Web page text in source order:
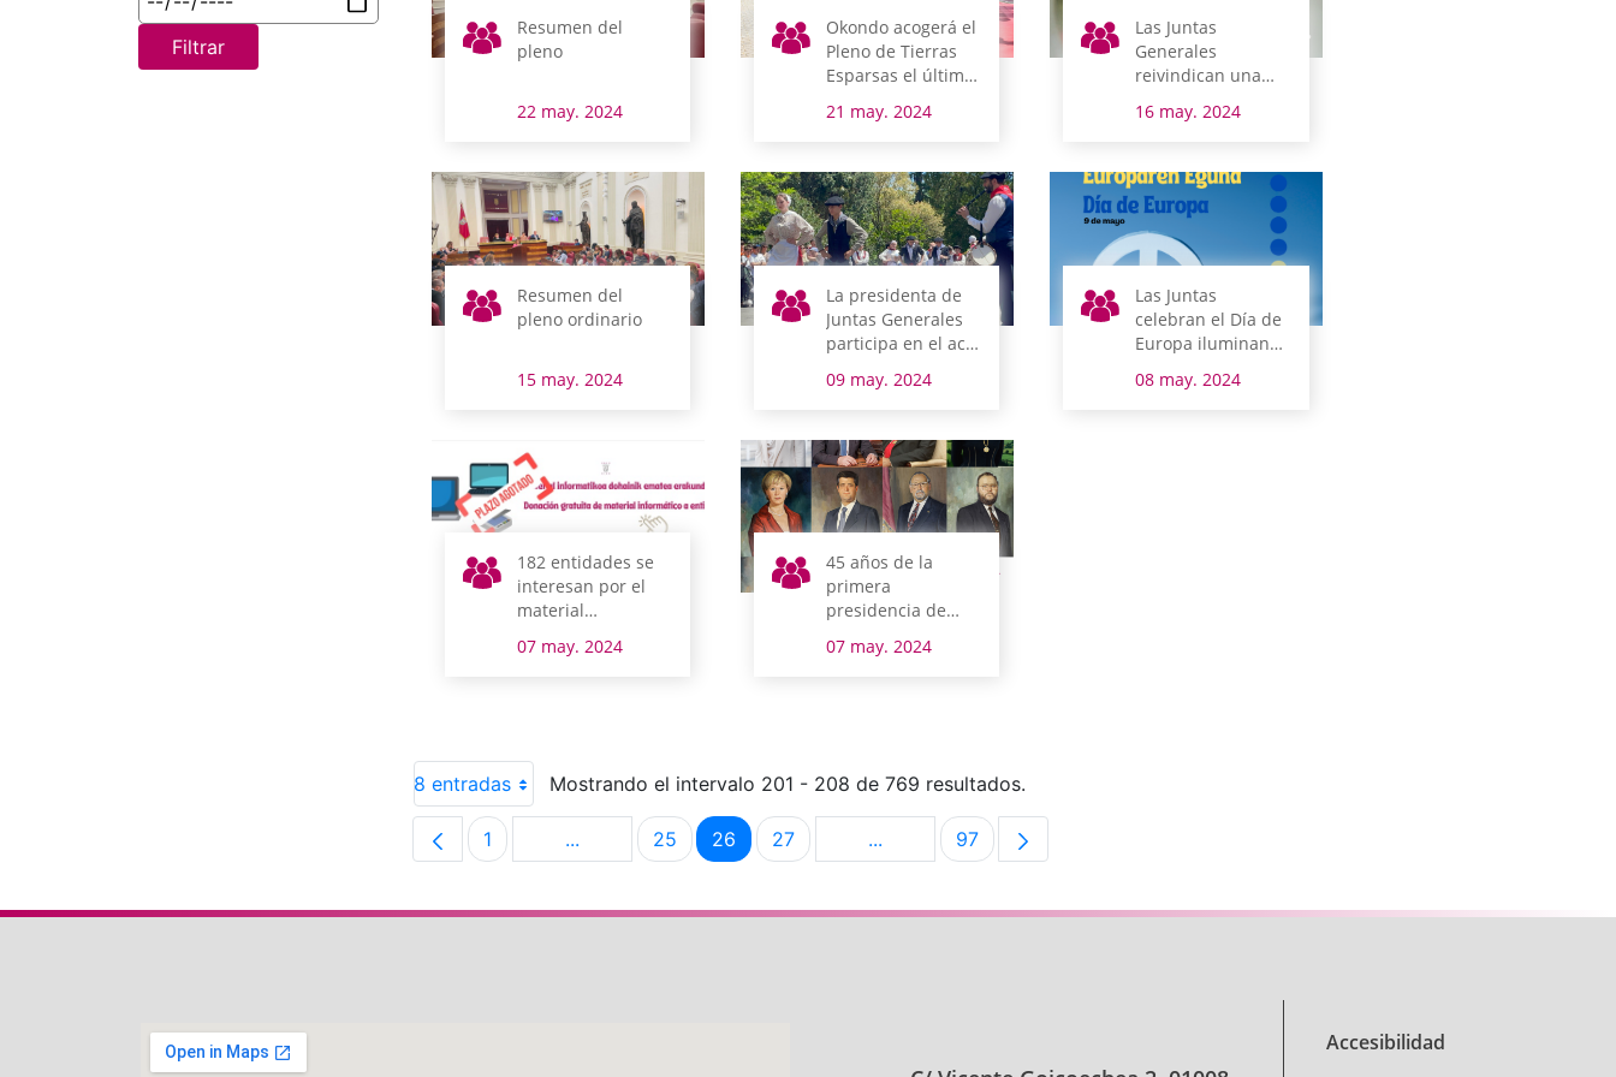
Filtrar
Resumen del
pleno
22 may. 2024
Okondo acogerá el
Pleno de Tierras
Esparsas el último
21 may. 2024
Las Juntas
Generales
reivindican una
violencia contra
homosexuales,
transgénero,
transexuales y
bisexuales
16 may. 2024
Resumen del
pleno ordinario
15 may. 2024
La presidenta de
Juntas Generales
participa en el acto
voto de Arrastaria
09 may. 2024
Las Juntas
celebran el Día de
Europa iluminando
apelando al
08 may. 2024
182 entidades se
interesan por el
material
donan las Juntas
07 may. 2024
45 años de la
primera
presidencia de
de Álava en la
07 may. 2024
8 entradas Mostrando el intervalo 201 - 208 de 769 resultados.
Página
1 ...Páginas intermedias Use TAB para desplazarse.
Página
25 Página
26 Página
27 ...Páginas intermedias Use TAB para desplazarse.
Página
97
Accesibilidad